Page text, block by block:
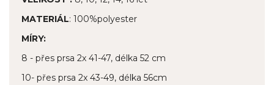
MATERIÁL: 100%polyester
MÍRY:
8 - přes prsa 2x 41-47, délka 52 cm
10- přes prsa 2x 43-49, délka 56cm